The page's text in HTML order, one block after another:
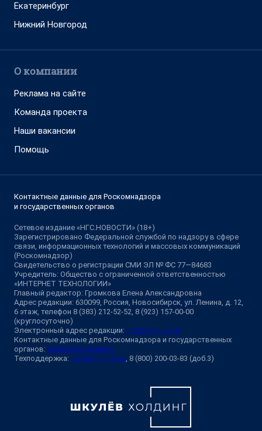
Екатеринбург
Нижний Новгород
О компании
Реклама на сайте
Команда проекта
Наши вакансии
Помощь
Контактные данные для Роскомнадзора
и государственных органов
Сетевое издание «НГС.НОВОСТИ» (18+)
Зарегистрировано Федеральной службой по надзору в сфере
связи, информационных технологий и массовых коммуникаций
(Роскомнадзор)
Свидетельство о регистрации СМИ ЭЛ № ФС 77—84683
Учредитель: Общество с ограниченной ответственностью
«ИНТЕРНЕТ ТЕХНОЛОГИИ»
Главный редактор: Громкова Елена Александровна
Адрес редакции: 630099, Россия, Новосибирск, ул. Ленина, д. 12,
6 этаж, телефон 8 (383) 212-52-52, 8 (923) 157-00-00
(круглосуточно)
Электронный адрес редакции: ngs@shkulev.ru
Контактные данные для Роскомнадзора и государственных
органов: juristnsk@shkulev.ru
Техподдержка: help@shkulev.ru, 8 (800) 200-03-83 (доб.3)